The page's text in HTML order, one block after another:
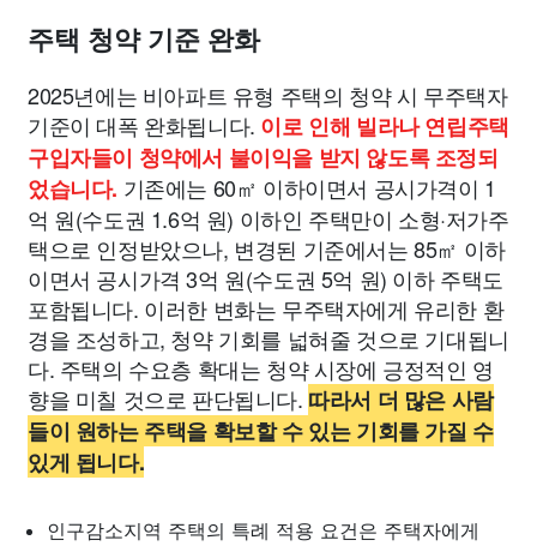
주택 청약 기준 완화
2025년에는 비아파트 유형 주택의 청약 시 무주택자
기준이 대폭 완화됩니다. 이로 인해 빌라나 연립주택
구입자들이 청약에서 불이익을 받지 않도록 조정되
었습니다. 기존에는 60㎡ 이하이면서 공시가격이 1
억 원(수도권 1.6억 원) 이하인 주택만이 소형·저가주
택으로 인정받았으나, 변경된 기준에서는 85㎡ 이하
이면서 공시가격 3억 원(수도권 5억 원) 이하 주택도
포함됩니다. 이러한 변화는 무주택자에게 유리한 환
경을 조성하고, 청약 기회를 넓혀줄 것으로 기대됩니
다. 주택의 수요층 확대는 청약 시장에 긍정적인 영
향을 미칠 것으로 판단됩니다. 따라서 더 많은 사람
들이 원하는 주택을 확보할 수 있는 기회를 가질 수
있게 됩니다.
인구감소지역 주택의 특례 적용 요건은 주택자에게